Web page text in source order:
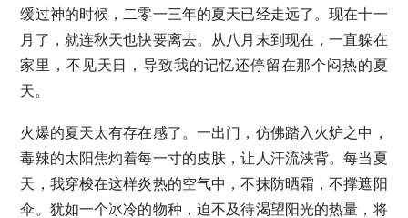
缓过神的时候，二零一三年的夏天已经走远了。现在十一
月了，就连秋天也快要离去。从八月末到现在，一直躲在
家里，不见天日，导致我的记忆还停留在那个闷热的夏
天。
火爆的夏天太有存在感了。一出门，仿佛踏入火炉之中，
毒辣的太阳焦灼着每一寸的皮肤，让人汗流浃背。每当夏
天，我穿梭在这样炎热的空气中，不抹防晒霜，不撑遮阳
伞。犹如一个冰冷的物种，迫不及待渴望阳光的热量，将